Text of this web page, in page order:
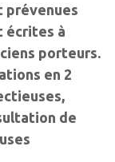
prévenues
écrites à
porteurs.
en 2
de